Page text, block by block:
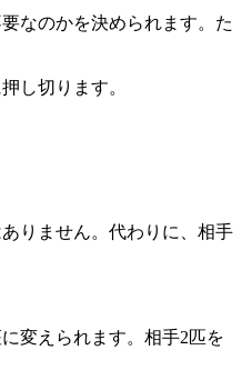
なのかを決められます。た
し切ります。
りません。代わりに、相手
変えられます。相手2匹を